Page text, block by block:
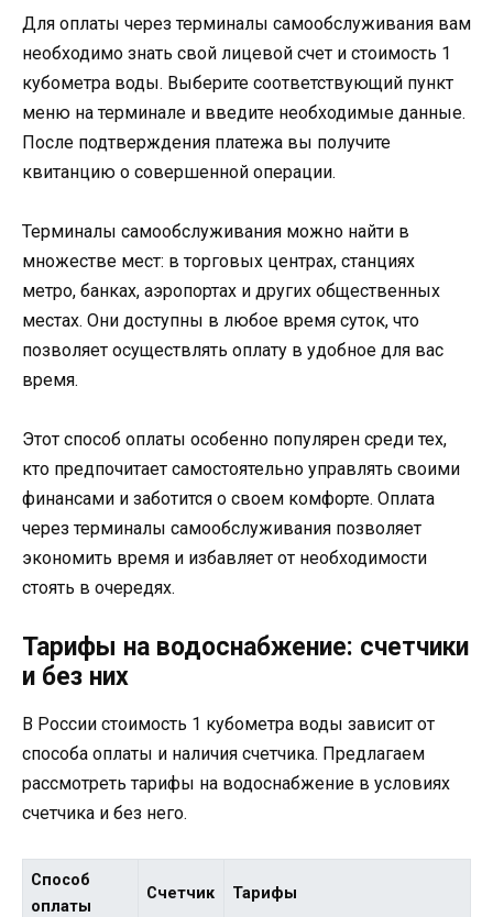
Для оплаты через терминалы самообслуживания вам
необходимо знать свой лицевой счет и стоимость 1
кубометра воды. Выберите соответствующий пункт
меню на терминале и введите необходимые данные.
После подтверждения платежа вы получите
квитанцию о совершенной операции.
Терминалы самообслуживания можно найти в
множестве мест: в торговых центрах, станциях
метро, банках, аэропортах и других общественных
местах. Они доступны в любое время суток, что
позволяет осуществлять оплату в удобное для вас
время.
Этот способ оплаты особенно популярен среди тех,
кто предпочитает самостоятельно управлять своими
финансами и заботится о своем комфорте. Оплата
через терминалы самообслуживания позволяет
экономить время и избавляет от необходимости
стоять в очередях.
Тарифы на водоснабжение: счетчики
и без них
В России стоимость 1 кубометра воды зависит от
способа оплаты и наличия счетчика. Предлагаем
рассмотреть тарифы на водоснабжение в условиях
счетчика и без него.
Способ
оплаты
Счетчик Тарифы